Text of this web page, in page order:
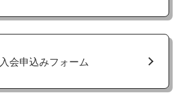
入会申込みフォーム